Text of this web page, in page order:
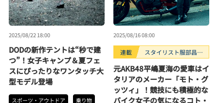
2025/08/22 18:00
DODの新作テントは“秒で建
つ”！女子キャンプ＆夏フェ
スにぴったりなワンタッチ大
型モデル登場
スポーツ・アウトドア 乗り物
2025/08/16 08:00
連載
スタイリスト服部昌孝
元AKB48平嶋夏海の愛車はイ
タリアのメーカー「モト・グ
ッツィ」！競技にも積極的な
バイク女子の気になるコト・